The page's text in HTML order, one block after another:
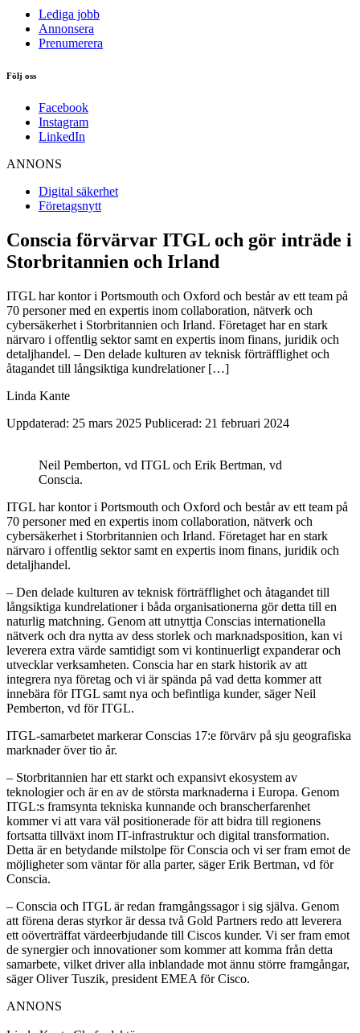
Lediga jobb
Annonsera
Prenumerera
Följ oss
Facebook
Instagram
LinkedIn
ANNONS
Digital säkerhet
Företagsnytt
Conscia förvärvar ITGL och gör inträde i
Storbritannien och Irland
ITGL har kontor i Portsmouth och Oxford och består av ett team på
70 personer med en expertis inom collaboration, nätverk och
cybersäkerhet i Storbritannien och Irland. Företaget har en stark
närvaro i offentlig sektor samt en expertis inom finans, juridik och
detaljhandel. – Den delade kulturen av teknisk förträfflighet och
åtagandet till långsiktiga kundrelationer […]
Linda Kante
Uppdaterad: 25 mars 2025 Publicerad: 21 februari 2024
Neil Pemberton, vd ITGL och Erik Bertman, vd
Conscia.
ITGL har kontor i Portsmouth och Oxford och består av ett team på
70 personer med en expertis inom collaboration, nätverk och
cybersäkerhet i Storbritannien och Irland. Företaget har en stark
närvaro i offentlig sektor samt en expertis inom finans, juridik och
detaljhandel.
– Den delade kulturen av teknisk förträfflighet och åtagandet till
långsiktiga kundrelationer i båda organisationerna gör detta till en
naturlig matchning. Genom att utnyttja Conscias internationella
nätverk och dra nytta av dess storlek och marknadsposition, kan vi
leverera extra värde samtidigt som vi kontinuerligt expanderar och
utvecklar verksamheten. Conscia har en stark historik av att
integrera nya företag och vi är spända på vad detta kommer att
innebära för ITGL samt nya och befintliga kunder, säger Neil
Pemberton, vd för ITGL.
ITGL-samarbetet markerar Conscias 17:e förvärv på sju geografiska
marknader över tio år.
– Storbritannien har ett starkt och expansivt ekosystem av
teknologier och är en av de största marknaderna i Europa. Genom
ITGL:s framsynta tekniska kunnande och branscherfarenhet
kommer vi att vara väl positionerade för att bidra till regionens
fortsatta tillväxt inom IT-infrastruktur och digital transformation.
Detta är en betydande milstolpe för Conscia och vi ser fram emot de
möjligheter som väntar för alla parter, säger Erik Bertman, vd för
Conscia.
– Conscia och ITGL är redan framgångssagor i sig själva. Genom
att förena deras styrkor är dessa två Gold Partners redo att leverera
ett oöverträffat värdeerbjudande till Ciscos kunder. Vi ser fram emot
de synergier och innovationer som kommer att komma från detta
samarbete, vilket driver alla inblandade mot ännu större framgångar,
säger Oliver Tuszik, president EMEA för Cisco.
ANNONS